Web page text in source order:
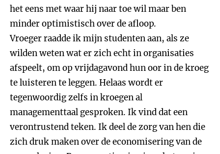
het eens met waar hij naar toe wil maar ben
minder optimistisch over de afloop.
Vroeger raadde ik mijn studenten aan, als ze
wilden weten wat er zich echt in organisaties
afspeelt, om op vrijdagavond hun oor in de kroeg
te luisteren te leggen. Helaas wordt er
tegenwoordig zelfs in kroegen al
managementtaal gesproken. Ik vind dat een
verontrustend teken. Ik deel de zorg van hen die
zich druk maken over de economisering van de